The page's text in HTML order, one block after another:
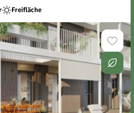
Freifläche